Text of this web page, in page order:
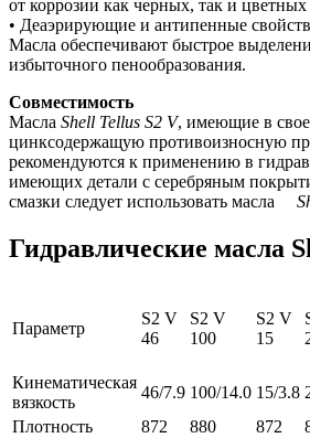
от коррозии как черных, так и цветных
• Деаэрирующие и антипенные
Масла обеспечивают быстрое
избыточного пенообразования.
Совместимость
Масла Shell Tellus S2 V, имеющие в
цинксодержащую противоизносную
рекомендуются к применению в
имеющих детали с серебряным
смазки следует использовать масла
Гидравлические масла
Параметр
S2 V
46
S2 V
100
S2 V
15
Кинематическая
вязкость
46/7.9 100/14.0 15/3.8
Плотность
872 880 872